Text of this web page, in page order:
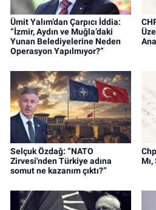
Ümit Yalım’dan Çarpıcı İddia:
“İzmir, Aydın ve Muğla’daki
Yunan Belediyelerine Neden
Operasyon Yapılmıyor?”
Selçuk Özdağ: “NATO
Zirvesi'nden Türkiye adına
somut ne kazanım çıktı?”